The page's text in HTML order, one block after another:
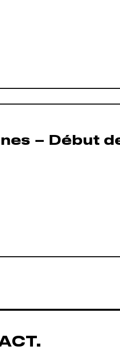
– Début